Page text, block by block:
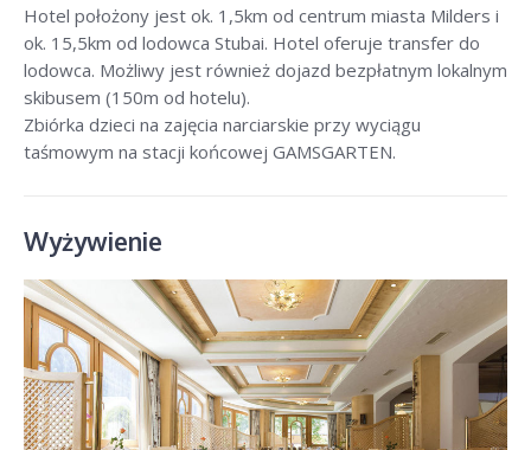
Hotel położony jest ok. 1,5km od centrum miasta Milders i
ok. 15,5km od lodowca Stubai. Hotel oferuje transfer do
lodowca. Możliwy jest również dojazd bezpłatnym lokalnym
skibusem (150m od hotelu).
Zbiórka dzieci na zajęcia narciarskie przy wyciągu
taśmowym na stacji końcowej GAMSGARTEN.
Wyżywienie